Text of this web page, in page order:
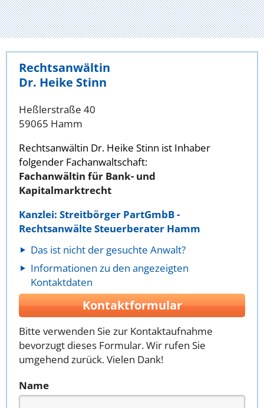
Rechtsanwältin
Dr. Heike Stinn
Heßlerstraße 40
59065 Hamm
Rechtsanwältin Dr. Heike Stinn ist Inhaber
folgender Fachanwaltschaft:
Fachanwältin für Bank- und
Kapitalmarktrecht
Kanzlei: Streitbörger PartGmbB -
Rechtsanwälte Steuerberater Hamm
Das ist nicht der gesuchte Anwalt?
Informationen zu den angezeigten
Kontaktdaten
Kontaktformular
Bitte verwenden Sie zur Kontaktaufnahme
bevorzugt dieses Formular. Wir rufen Sie
umgehend zurück. Vielen Dank!
Name